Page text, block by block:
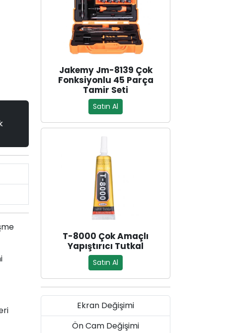
Jakemy Jm-8139 Çok
Fonksiyonlu 45 Parça
Tamir Seti
Satın Al
T-8000 Çok Amaçlı
Yapıştırıcı Tutkal
Satın Al
Ekran Değişimi
Ön Cam Değişimi